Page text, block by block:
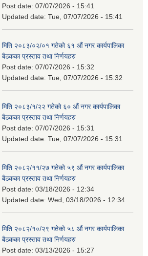
Post date: 07/07/2026 - 15:41
Updated date: Tue, 07/07/2026 - 15:41
मिति २०८३/०२/०१ गतेको ६१ औं नगर कार्यपालिका
बैठकका प्रस्ताव तथा निर्णयहरु
Post date: 07/07/2026 - 15:32
Updated date: Tue, 07/07/2026 - 15:32
मिति २०८३/१/२२ गतेको ६० औं नगर कार्यपालिका
बैठकका प्रस्ताव तथा निर्णयहरु
Post date: 07/07/2026 - 15:31
Updated date: Tue, 07/07/2026 - 15:31
मिति २०८२/११/२७ गतेको ५९ औं नगर कार्यपालिका
बैठकका प्रस्ताव तथा निर्णयहरु
Post date: 03/18/2026 - 12:34
Updated date: Wed, 03/18/2026 - 12:34
मिति २०८२/१०/२९ गतेको ५८ औं नगर कार्यपालिका
बैठकका प्रस्ताव तथा निर्णयहरु
Post date: 03/13/2026 - 15:27